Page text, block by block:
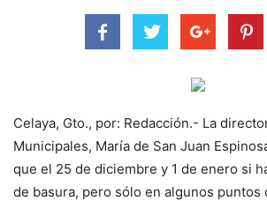
Celaya, Gto., por: Redacción.- La
Municipales, María de San Juan
que el 25 de diciembre y 1 de enero si
de basura, pero sólo en algunos puntos